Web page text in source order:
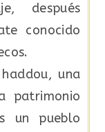
después
conocido
una
patrimonio
un pueblo